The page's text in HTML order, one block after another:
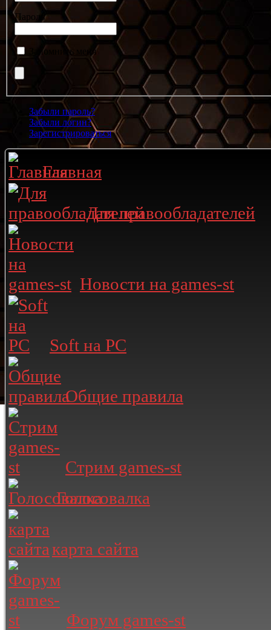
Пароль
Запомнить меня
Забыли пароль?
Забыли логин?
Зарегистрироваться
Главная
Для правообладателей
Новости на games-st
Soft на PC
Общие правила
Стрим games-st
Голосовалка
карта сайта
Форум games-st